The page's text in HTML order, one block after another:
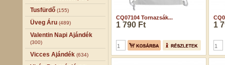
Tusfürdő (155)
Üveg Áru (489)
Valentin Napi Ajándék
(300)
Vicces Ajándék (634)
CQ07104 Tornazsák...
1 790 Ft 1